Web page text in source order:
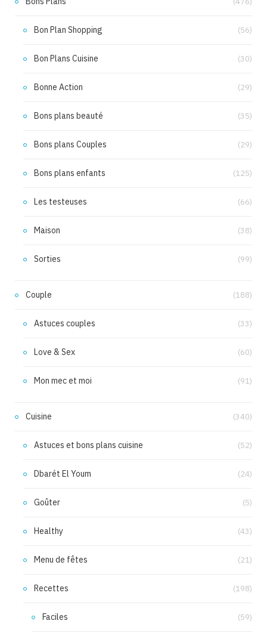
Bon Plan Shopping (56)
Bon Plans Cuisine (30)
Bonne Action (29)
Bons plans beauté (35)
Bons plans Couples (29)
Bons plans enfants (125)
Les testeuses (66)
Maison (38)
Sorties (99)
Couple (188)
Astuces couples (33)
Love & Sex (60)
Mon mec et moi (91)
Cuisine (340)
Astuces et bons plans cuisine (52)
Dbarét El Youm (24)
Goûter (5)
Healthy (43)
Menu de fêtes (21)
Recettes (198)
Faciles (59)